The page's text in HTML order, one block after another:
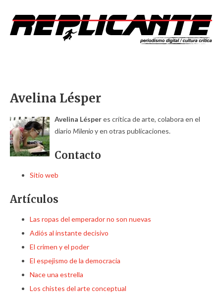
Avelina Lésper
Avelina Lésperes crítica de arte, colabora en el
diario Milenioy en otras publicaciones.
Contacto
Sitio web
Artículos
Las ropas del emperador no son nuevas
Adiós al instante decisivo
El crimen y el poder
El espejismo de la democracia
Nace una estrella
Los chistes del arte conceptual